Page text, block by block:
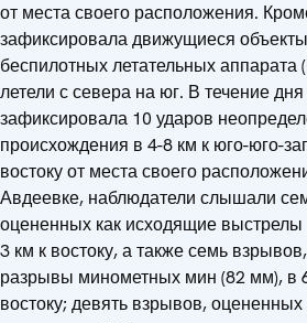
от места своего расположения.
зафиксировала движущиеся
беспилотных летательных
летели с севера на юг. В течение
зафиксировала 10 ударов
происхождения в 4-8 км к юго-юго-
востоку от места своего
Авдеевке, наблюдатели слышали
оцененных как исходящие
3 км к востоку, а также семь
разрывы минометных мин (82 мм), в
востоку; девять взрывов,